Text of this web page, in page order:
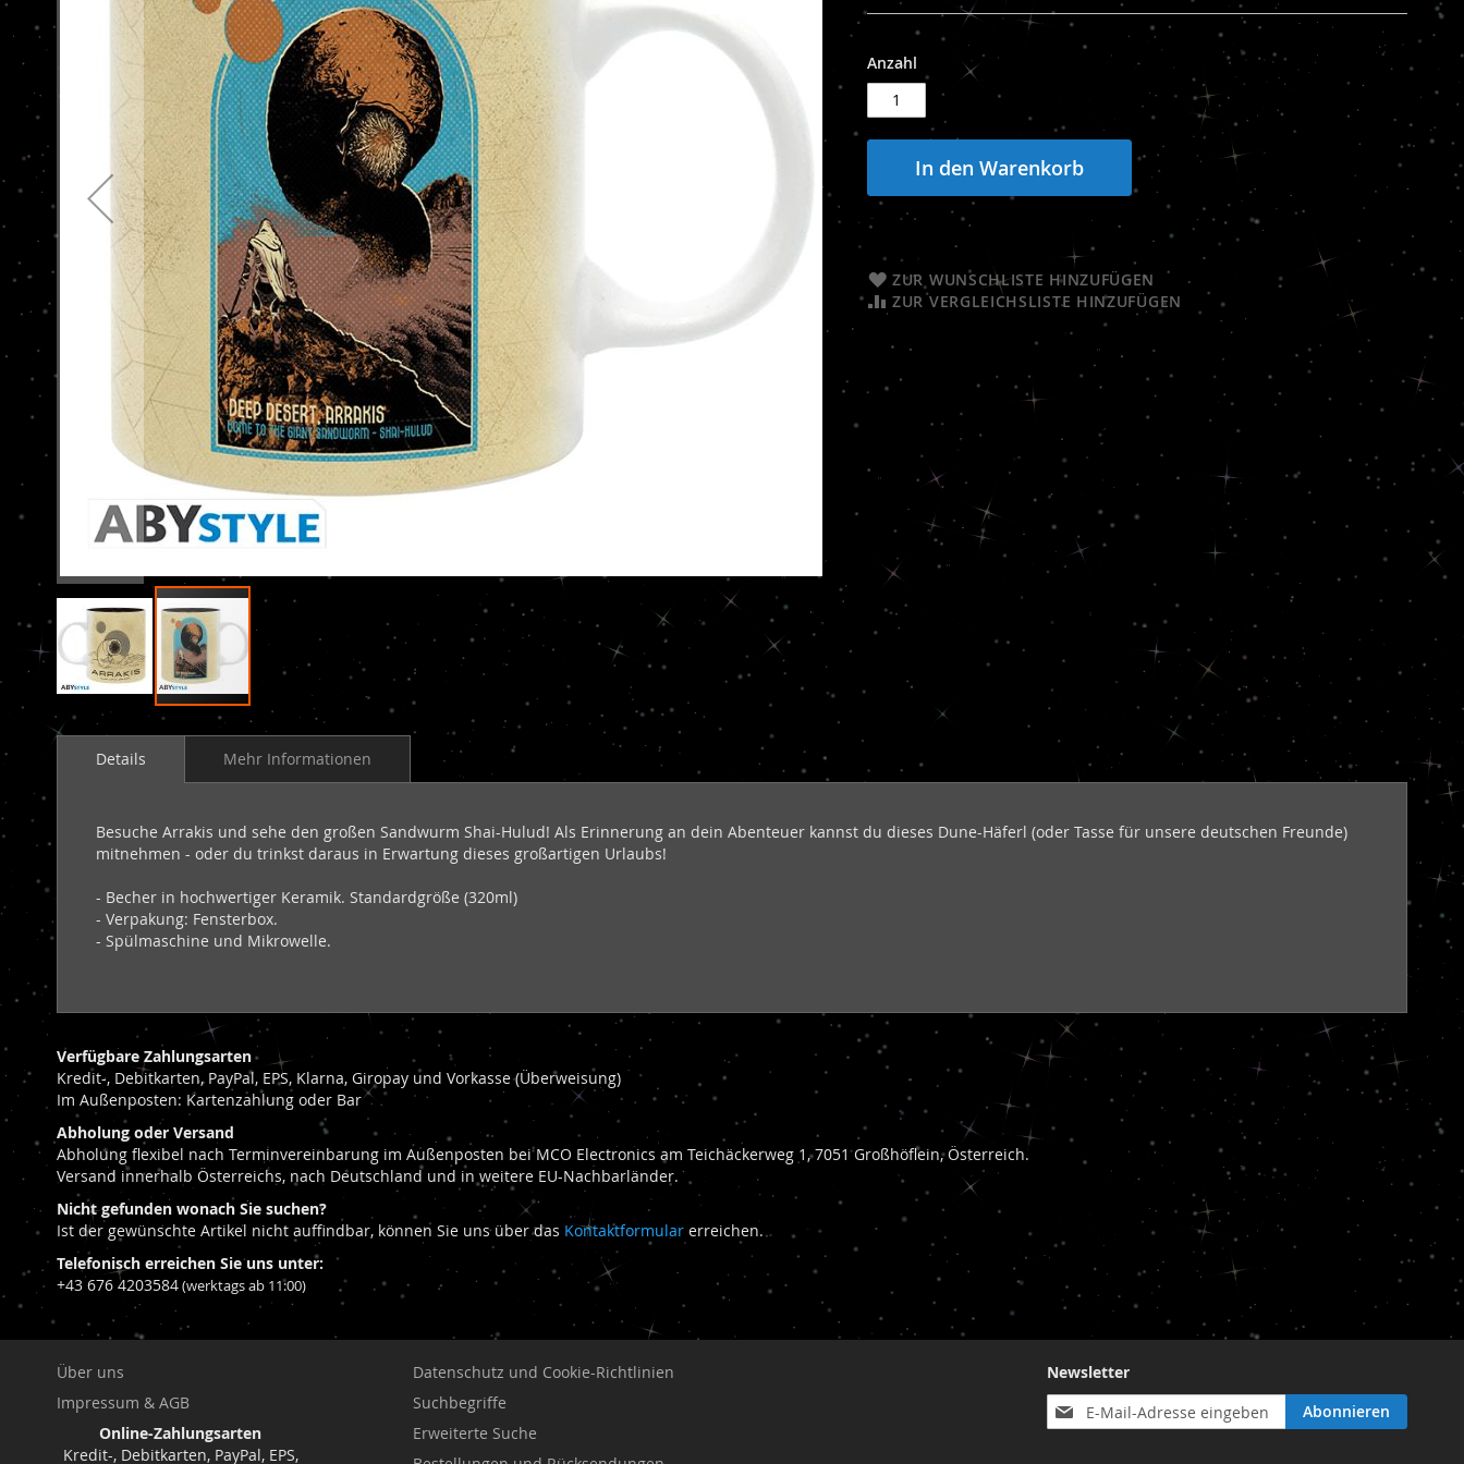
Zum
Anfang
Anzahl
In den Warenkorb
ZUR WUNSCHLISTE HINZUFÜGEN
ZUR VERGLEICHSLISTE HINZUFÜGEN
Details
Besuche Arrakis und sehe den großen Sandwurm Shai-Hulud! Als Erinnerung an dein Abenteuer kannst du dieses Dune-Häferl (oder Tasse für unsere deutschen Freunde)
mitnehmen - oder du trinkst daraus in Erwartung dieses großartigen Urlaubs!
- Becher in hochwertiger Keramik. Standardgröße (320ml)
- Verpakung: Fensterbox.
- Spülmaschine und Mikrowelle.
Mehr Informationen
Verfügbare Zahlungsarten
Kredit-, Debitkarten, PayPal, EPS, Klarna, Giropay und Vorkasse (Überweisung)
Im Außenposten: Kartenzahlung oder Bar
Abholung oder Versand
Abholung flexibel nach Terminvereinbarung im Außenposten bei MCO Electronics am Teichäckerweg 1, 7051 Großhöflein, Österreich.
Versand innerhalb Österreichs, nach Deutschland und in weitere EU-Nachbarländer.
Nicht gefunden wonach Sie suchen?
Ist der gewünschte Artikel nicht auffindbar, können Sie uns über das Kontaktformular erreichen.
Telefonisch erreichen Sie uns unter:
+43 676 4203584(werktags ab 11:00)
Newsletter
Anmeldung
zum
Abonnieren
Über uns
Impressum & AGB
Online-Zahlungsarten
Kredit-, Debitkarten, PayPal, EPS,
Datenschutz und Cookie-Richtlinien
Suchbegriffe
Erweiterte Suche